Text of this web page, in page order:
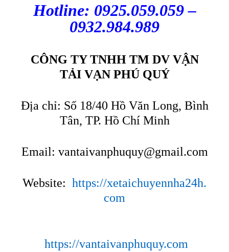
Hotline: 0925.059.059 –
0932.984.989
CÔNG TY TNHH TM DV VẬN
TẢI VẠN PHÚ QUÝ
Địa chỉ: Số 18/40 Hồ Văn Long, Bình
Tân, TP. Hồ Chí Minh
Email: vantaivanphuquy@gmail.com
Website: https://xetaichuyennha24h.
com
https://vantaivanphuquy.com